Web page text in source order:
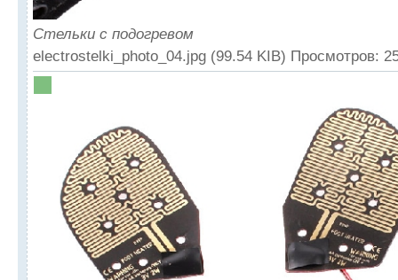
Стельки с подогревом
electrostelki_photo_04.jpg (99.54 KIB) Просмотров: